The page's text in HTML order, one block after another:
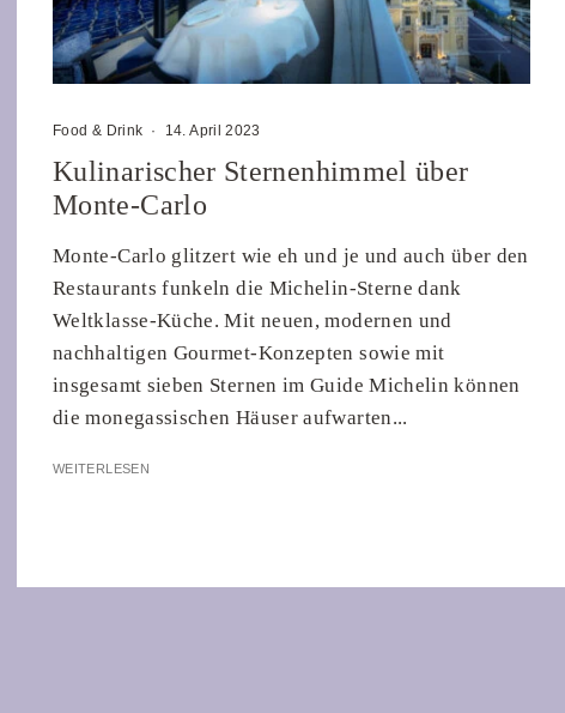
Food & Drink · 14. April 2023
Kulinarischer Sternenhimmel über
Monte-Carlo
Monte-Carlo glitzert wie eh und je und auch über den
Restaurants funkeln die Michelin-Sterne dank
Weltklasse-Küche. Mit neuen, modernen und
nachhaltigen Gourmet-Konzepten sowie mit
insgesamt sieben Sternen im Guide Michelin können
die monegassischen Häuser aufwarten...
WEITERLESEN